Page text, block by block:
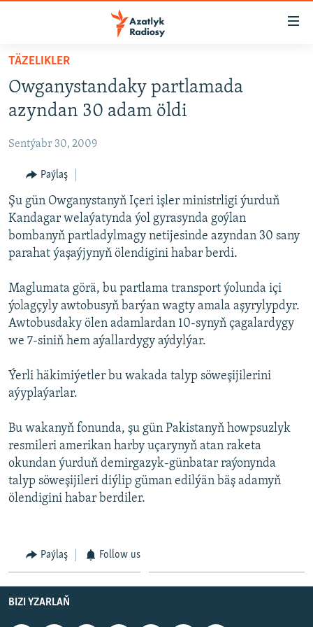
Esasy
dolan
Esasy
nawigasiýa
dolan
dolan
MERKEZI AZIÝA
HALKARA
MULTIMEDIA
AZATLYK WIDEO
AZAT ADALGA
FOTOSERGI
INFOGRAFIK
PETIKLENEN WEBSAÝTA GIRMEGIŇ ÝOLLARY
Русский
BIZI YZARLAŇ
AÝ/AR-nyň ähli saýtlary
TÄZELIKLER
Owganystandaky partlamada
azyndan 30 adam öldi
Sentýabr 30, 2009
Paýlaş
Şu gün Owganystanyň Içeri işler ministrligi ýurduň
Kandagar welaýatynda ýol gyrasynda goýlan
bombanyň partladylmagy netijesinde azyndan 30 sany
parahat ýaşaýjynyň ölendigini habar berdi.
Maglumata görä, bu partlama transport ýolunda içi
ýolagçyly awtobusyň barýan wagty amala aşyrylypdyr.
Awtobusdaky ölen adamlardan 10-synyň çagalardygy
we 7-siniň hem aýallardygy aýdylýar.
Ýerli häkimiýetler bu wakada talyp söweşijilerini
aýyplaýarlar.
Bu wakanyň fonunda, şu gün Pakistanyň howpsuzlyk
resmileri amerikan harby uçarynyň atan raketa
okundan ýurduň demirgazyk-günbatar raýonynda
talyp söweşijileri diýlip güman edilýän bäş adamyň
ölendigini habar berdiler.
Paýlaş Follow us
BIZI YZARLAŇ